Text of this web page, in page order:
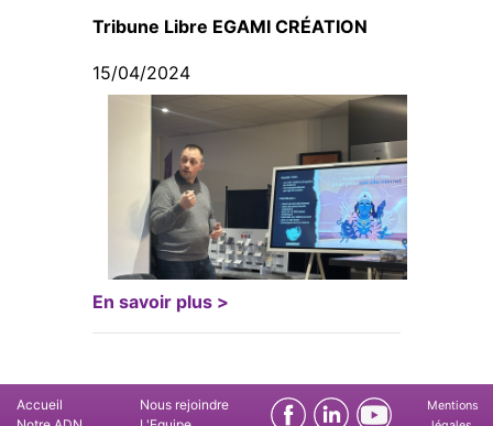
Tribune Libre EGAMI CRÉATION
15/04/2024
En savoir plus >
Accueil
Nous rejoindre
Mentions